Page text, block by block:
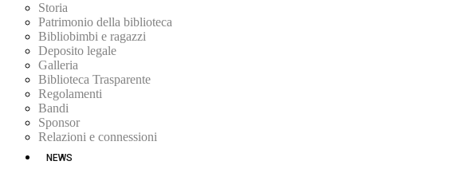
Storia
Patrimonio della biblioteca
Bibliobimbi e ragazzi
Deposito legale
Galleria
Biblioteca Trasparente
Regolamenti
Bandi
Sponsor
Relazioni e connessioni
NEWS